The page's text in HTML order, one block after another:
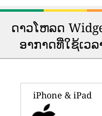
ດາວ​ໂຫລດ
ອາ​ກາດ​ທີ່​ໃຊ້​ເວ​
iPhone & iPad